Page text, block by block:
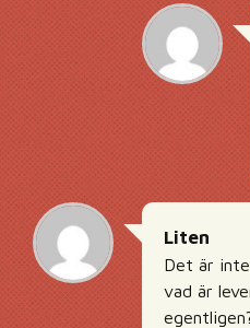
Liten
Det är
vad är